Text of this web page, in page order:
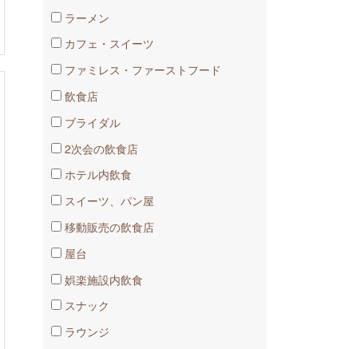
ラーメン
カフェ・スイーツ
ファミレス・ファーストフード
飲食店
ブライダル
2次会の飲食店
ホテル内飲食
スイーツ、パン屋
移動販売の飲食店
屋台
娯楽施設内飲食
スナック
ラウンジ